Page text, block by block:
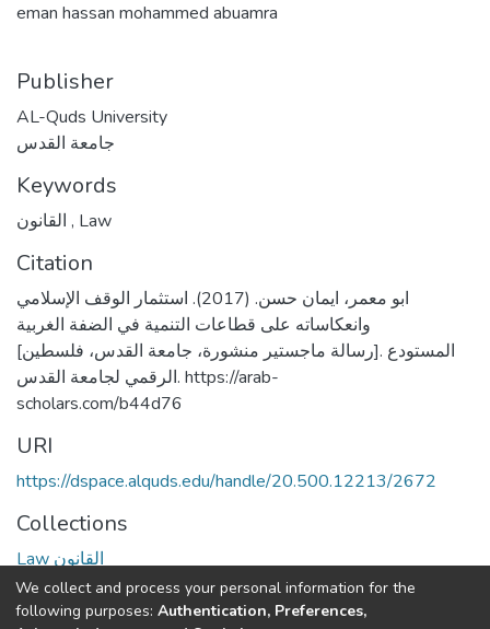
eman hassan mohammed abuamra
Publisher
AL-Quds University
جامعة القدس
Keywords
, Law
Citation
ابو معمر، ايمان حسن. (2017). استثمار الوقف الإسلامي
وانعكاساته على قطاعات التنمية في الضفة الغربية
[رسالة ماجستير منشورة، جامعة القدس، فلسطين]. المستودع
الرقمي لجامعة القدس. https://arab-
scholars.com/b44d76
URI
https://dspace.alquds.edu/handle/20.500.12213/2672
Collections
Law القانون
Full item page
We collect and process your personal information for the
following purposes: Authentication, Preferences,